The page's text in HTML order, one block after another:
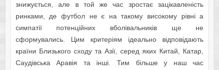
знижується, але в той же час зростає зацікавленість
ринками, де футбол не є на такому високому рівні а
симпатії потенційних вболівальників ще не
сформувались. Цим критеріям ідеально відповідають
країни Близького сходу та Азії, серед яких Китай, Катар,
Саудівська Аравія та інші. Тим більше у наш час